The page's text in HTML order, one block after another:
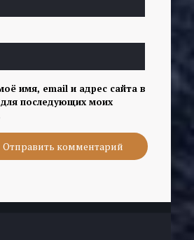
имя, email и адрес сайта в
последующих моих